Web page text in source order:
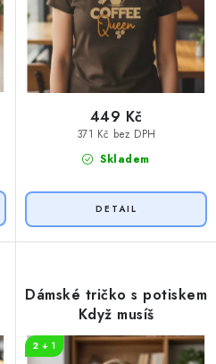
Skladem
371 Kč bez DPH
449 Kč
Dámské tričko s potiskem
Když musíš
2 + 1